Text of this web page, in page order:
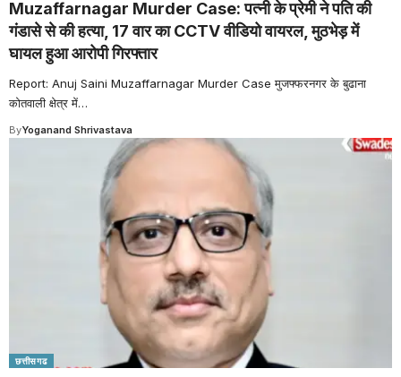
Muzaffarnagar Murder Case: पत्नी के प्रेमी ने पति की
गंडासे से की हत्या, 17 वार का CCTV वीडियो वायरल, मुठभेड़ में
घायल हुआ आरोपी गिरफ्तार
Report: Anuj Saini Muzaffarnagar Murder Case मुजफ्फरनगर के बुढाना
कोतवाली क्षेत्र में…
ByYoganand Shrivastava
छत्तीसगढ